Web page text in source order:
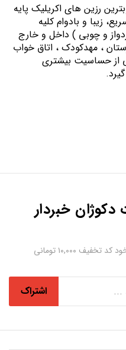
رزين هاي اكريليك پايه
زیبا و بادوام کلیه
و چوبی ) داخل و خارج
، مهدكودك ، اتاق خواب
از حساسيت بيشتري
خبردار
با عضویت درخبرنامه، برای اولین خرید خود کد تخفیف ۱۰,۰۰۰ تومانی
اشتراک